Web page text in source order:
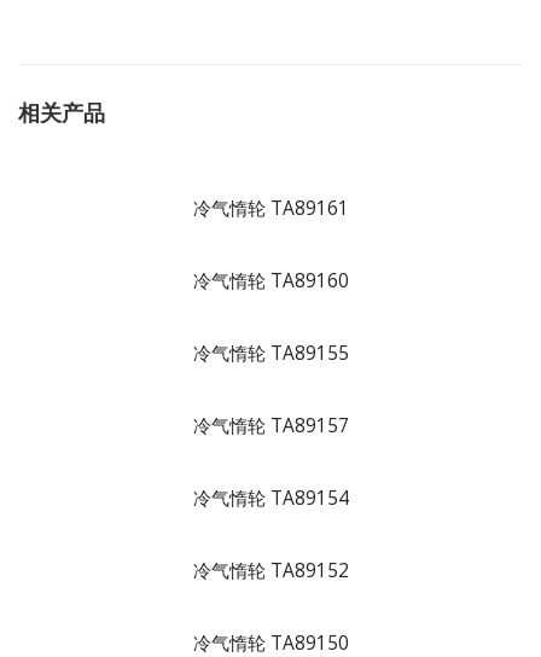
相关产品
冷气惰轮 TA89161
冷气惰轮 TA89160
冷气惰轮 TA89155
冷气惰轮 TA89157
冷气惰轮 TA89154
冷气惰轮 TA89152
冷气惰轮 TA89150